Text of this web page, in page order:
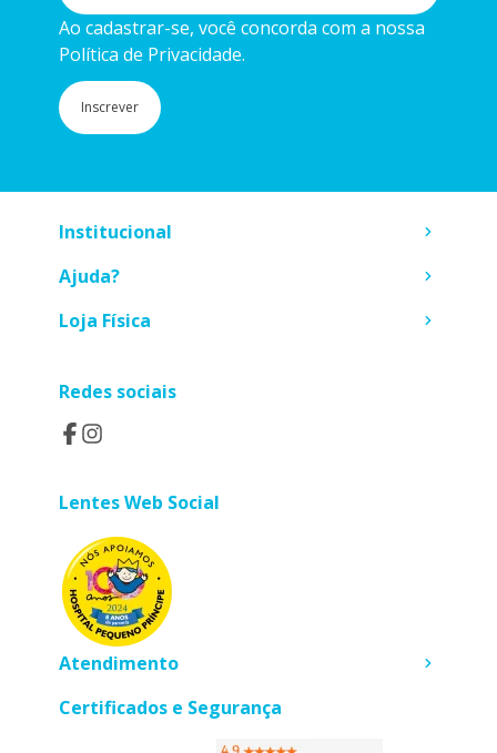
Ao cadastrar-se, você concorda com a nossa
Política de Privacidade.
Inscrever
Institucional
Ajuda?
Loja Física
Redes sociais
Lentes Web Social
Atendimento
Certificados e Segurança